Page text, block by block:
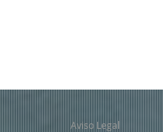
Aviso Legal